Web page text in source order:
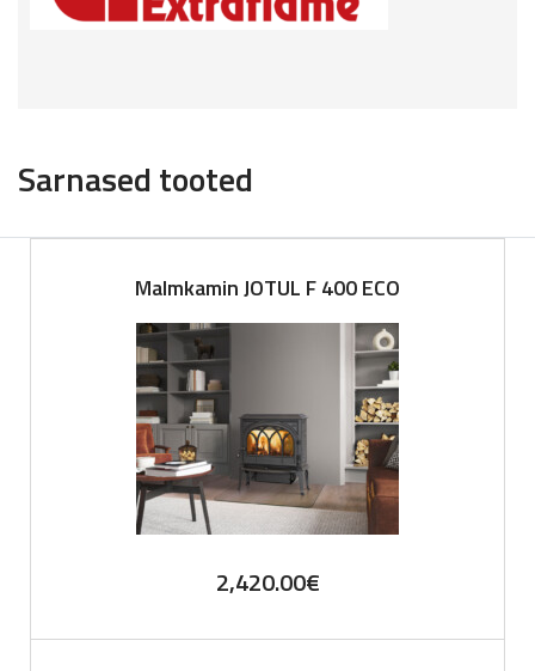
Sarnased tooted
Malmkamin JOTUL F 400 ECO
2,420.00€